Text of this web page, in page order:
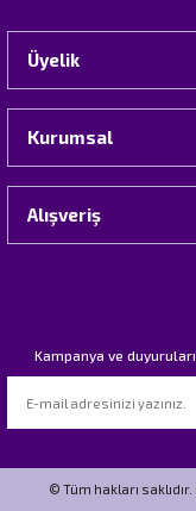
Üyelik
Kurumsal
Alışveriş
Kampanya ve
© Tüm hakları